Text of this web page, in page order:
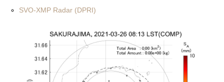
SVO-XMP Radar (DPRI)